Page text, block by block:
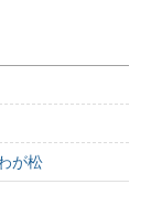
が松